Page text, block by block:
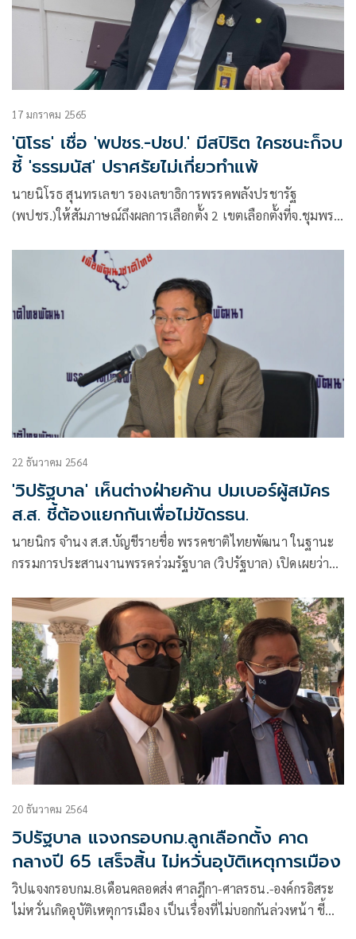
17 มกราคม 2565
'นิโรธ' เชื่อ 'พปชร.-ปชป.' มีสปิริต ใครชนะก็จบ
ชี้ 'ธรรมนัส' ปราศรัยไม่เกี่ยวทำแพ้
นายนิโรธ สุนทรเลขา รองเลขาธิการพรรคพลังปรชารัฐ
(พปชร.)ให้สัมภาษณ์ถึงผลการเลือกตั้ง 2 เขตเลือกตั้งที่จ.ชุมพร
22 ธันวาคม 2564
'วิปรัฐบาล' เห็นต่างฝ่ายค้าน ปมเบอร์ผู้สมัคร
ส.ส. ชี้ต้องแยกกันเพื่อไม่ขัดรธน.
นายนิกร จำนง ส.ส.บัญชีรายชื่อ พรรคชาติไทยพัฒนา ในฐานะ
กรรมการประสานงานพรรคร่วมรัฐบาล (วิปรัฐบาล) เปิดเผยว่า
รัฐธรรมนูญ (พ.ร.ป.)
20 ธันวาคม 2564
วิปรัฐบาล แจงกรอบกม.ลูกเลือกตั้ง คาด
กลางปี 65 เสร็จสิ้น ไม่หวั่นอุบัติเหตุการเมือง
วิปแจงกรอบกม.8เดือนคลอดส่ง ศาลฎีกา-ศาลรธน.-องค์กรอิสระ
ไม่หวั่นเกิดอุบัติเหตุการเมือง เป็นเรื่องที่ไม่บอกกันล่วงหน้า ชี้